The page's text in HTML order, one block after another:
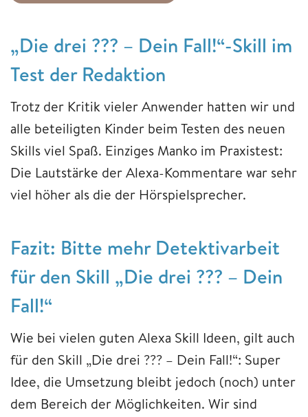
„Die drei ??? – Dein Fall!“-Skill im
Test der Redaktion
Trotz der Kritik vieler Anwender hatten wir und
alle beteiligten Kinder beim Testen des neuen
Skills viel Spaß. Einziges Manko im Praxistest:
Die Lautstärke der Alexa-Kommentare war sehr
viel höher als die der Hörspielsprecher.
Fazit: Bitte mehr Detektivarbeit
für den Skill „Die drei ??? – Dein
Fall!“
Wie bei vielen guten Alexa Skill Ideen, gilt auch
für den Skill „Die drei ??? – Dein Fall!“: Super
Idee, die Umsetzung bleibt jedoch (noch) unter
dem Bereich der Möglichkeiten. Wir sind